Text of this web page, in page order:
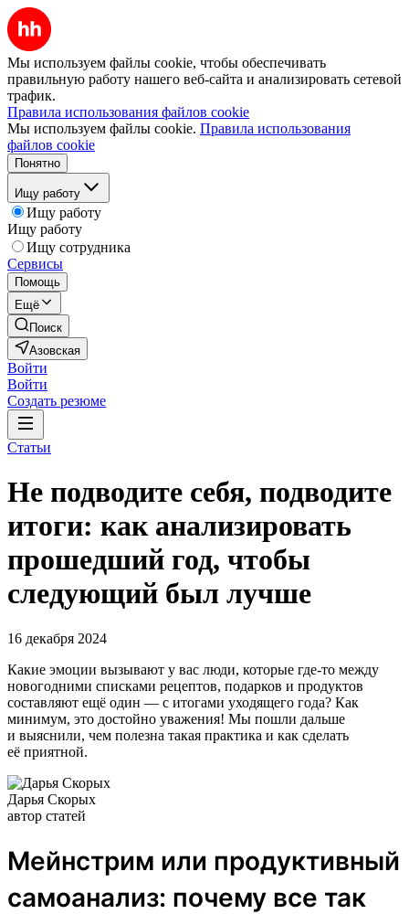
Мы используем файлы cookie, чтобы обеспечивать
правильную работу нашего веб-сайта и анализировать сетевой
трафик.
Правила использования файлов cookie
Мы используем файлы cookie. Правила использования
файлов cookie
Понятно
Ищу работу
Ищу работу
Ищу работу
Ищу сотрудника
Сервисы
Помощь
Ещё
Поиск
Азовская
Войти
Войти
Создать резюме
Статьи
Не подводите себя, подводите
итоги: как анализировать
прошедший год, чтобы
следующий был лучше
16 декабря 2024
Какие эмоции вызывают у вас люди, которые где-то между
новогодними списками рецептов, подарков и продуктов
составляют ещё один — с итогами уходящего года? Как
минимум, это достойно уважения! Мы пошли дальше
и выяснили, чем полезна такая практика и как сделать
её приятной.
Дарья Скорых
автор статей
Мейнстрим или продуктивный
самоанализ: почему все так